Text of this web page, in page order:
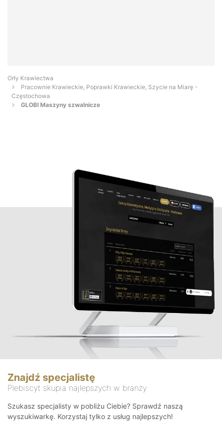
Orły Krawiectwa
Pracownie Krawieckie, Poprawki Krawieckie, Szycie na Miarę -
Częstochowa
GLOBI Maszyny szwalnicze
Znajdź specjalistę
Plebiscyt skupia najlepszych w branży
Szukasz specjalisty w pobliżu Ciebie? Sprawdź naszą
wyszukiwarkę. Korzystaj tylko z usług najlepszych!